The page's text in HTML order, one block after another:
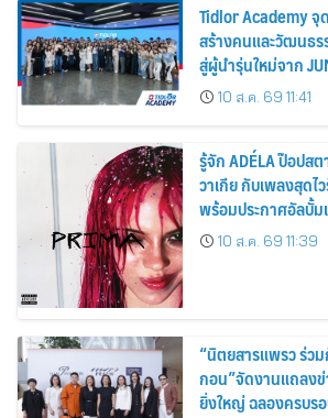
Tidlor Academy
สร้างคนและวัฒนธ
สู่ผู้นำรุ่นใหม่จาก
10 ส.ค. 69 11:41
รู้จัก ADÉLA ป๊อปส
วาเกีย กับเพลงสุดไ
พร้อมประกาศอัลบั้ม
ปล่อย 4 ก.ย. นี้
10 ส.ค. 69 11:39
“นิตยสารแพรว ร่ว
กอน”จัดงานแถลง
ยิ่งใหญ่ ฉลองครบร